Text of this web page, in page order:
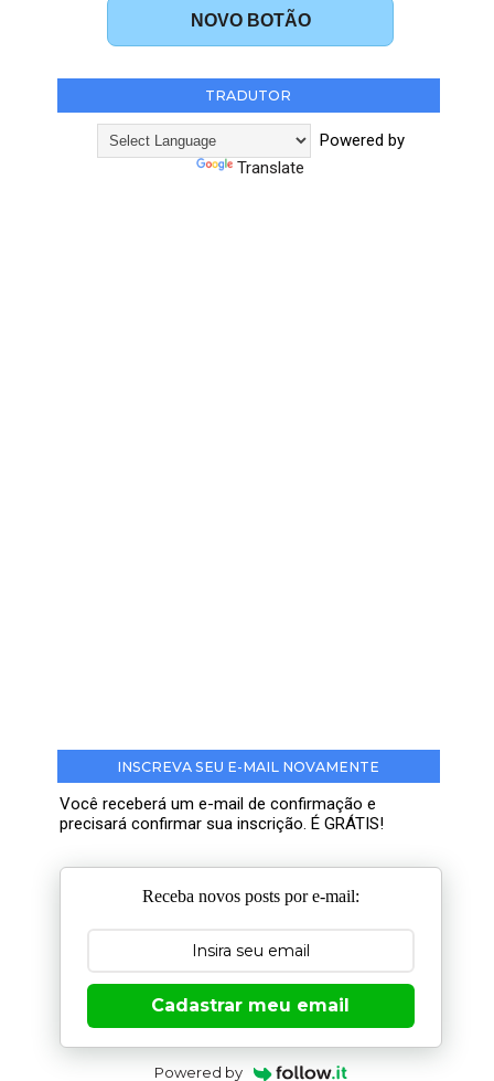
NOVO BOTÃO
TRADUTOR
Powered by
Translate
INSCREVA SEU E-MAIL NOVAMENTE
Você receberá um e-mail de confirmação e
precisará confirmar sua inscrição. É GRÁTIS!
Receba novos posts por e-mail:
Cadastrar meu email
Powered by